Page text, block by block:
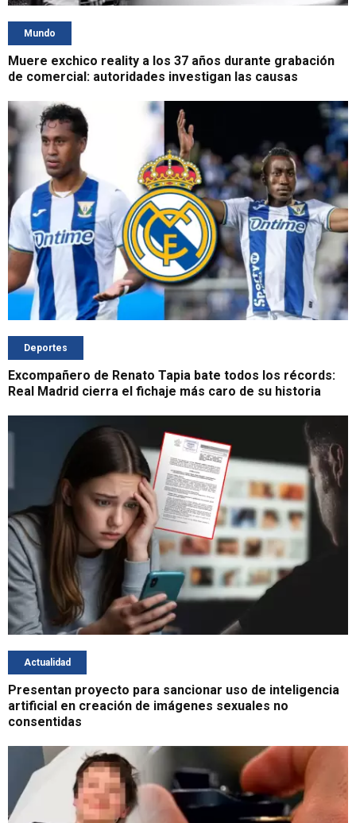
Mundo
Muere exchico reality a los 37 años durante grabación
de comercial: autoridades investigan las causas
Deportes
Excompañero de Renato Tapia bate todos los récords:
Real Madrid cierra el fichaje más caro de su historia
Actualidad
Presentan proyecto para sancionar uso de inteligencia
artificial en creación de imágenes sexuales no
consentidas